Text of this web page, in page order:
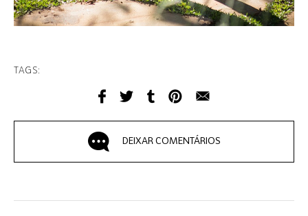
TAGS:
DEIXAR COMENTÁRIOS